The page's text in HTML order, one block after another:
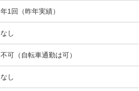
年1回（昨年実績）
なし
不可（自転車通勤は可）
なし